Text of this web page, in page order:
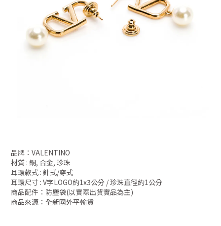
品牌：VALENTINO
材質 : 銅, 合金, 珍珠
耳環款式 : 針式/穿式
耳環尺寸 : V字LOGO約1x3公分 / 珍珠直徑約1公分
商品配件：防塵袋(以實際出貨實品為主)
商品來源：全新國外平輸貨